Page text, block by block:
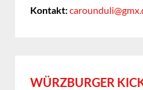
Kontakt:
WÜRZBURGER